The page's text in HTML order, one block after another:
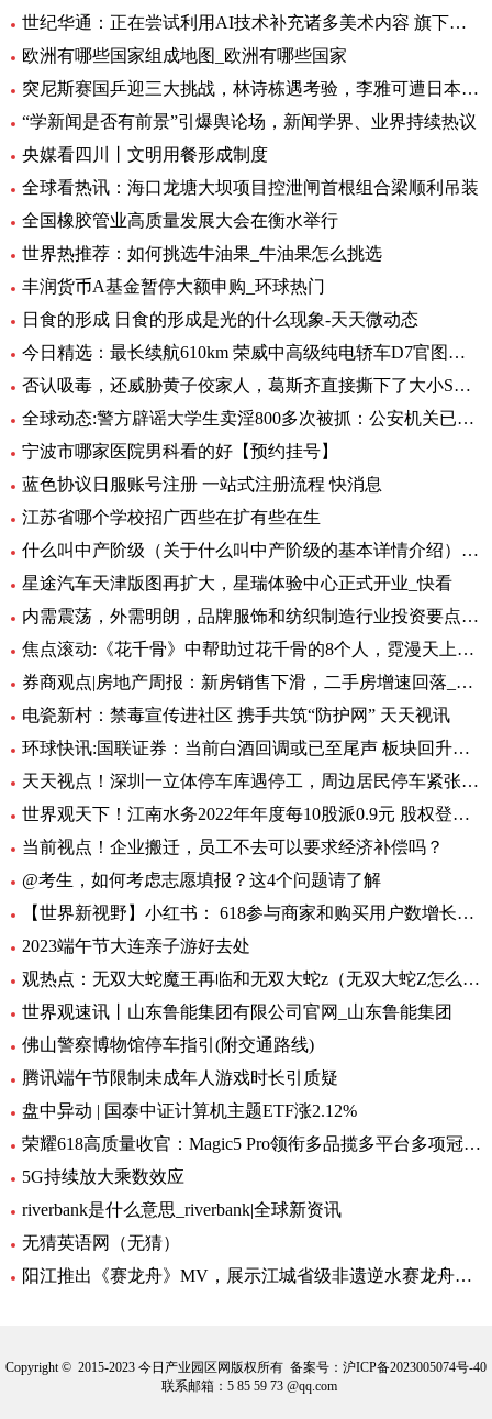
世纪华通：正在尝试利用AI技术补充诸多美术内容 旗下盛趣游戏不少产品都已开始小规模使用-热门看点
欧洲有哪些国家组成地图_欧洲有哪些国家
突尼斯赛国乒迎三大挑战，林诗栋遇考验，李雅可遭日本选手围堵
“学新闻是否有前景”引爆舆论场，新闻学界、业界持续热议
央媒看四川丨文明用餐形成制度
全球看热讯：海口龙塘大坝项目控泄闸首根组合梁顺利吊装
全国橡胶管业高质量发展大会在衡水举行
世界热推荐：如何挑选牛油果_牛油果怎么挑选
丰润货币A基金暂停大额申购_环球热门
日食的形成 日食的形成是光的什么现象-天天微动态
今日精选：最长续航610km 荣威中高级纯电轿车D7官图发布
否认吸毒，还威胁黄子佼家人，葛斯齐直接撕下了大小S的虚假面具_世界新动态
全球动态:警方辟谣大学生卖淫800多次被抓：公安机关已立案调查
宁波市哪家医院男科看的好【预约挂号】
蓝色协议日服账号注册 一站式注册流程 快消息
江苏省哪个学校招广西些在扩有些在生
什么叫中产阶级（关于什么叫中产阶级的基本详情介绍） 天天观天下
星途汽车天津版图再扩大，星瑞体验中心正式开业_快看
内需震荡，外需明朗，品牌服饰和纺织制造行业投资要点汇总
焦点滚动:《花千骨》中帮助过花千骨的8个人，霓漫天上榜，第1为千骨而死
券商观点|房地产周报：新房销售下滑，二手房增速回落_当前播报
电瓷新村：禁毒宣传进社区 携手共筑“防护网” 天天视讯
环球快讯:国联证券：当前白酒回调或已至尾声 板块回升在即
天天视点！深圳一立体停车库遇停工，周边居民停车紧张，街道办回应
世界观天下！江南水务2022年年度每10股派0.9元 股权登记日为6月27日
当前视点！企业搬迁，员工不去可以要求经济补偿吗？
@考生，如何考虑志愿填报？这4个问题请了解
【世界新视野】小红书： 618参与商家和购买用户数增长超4倍
2023端午节大连亲子游好去处
观热点：无双大蛇魔王再临和无双大蛇z（无双大蛇Z怎么开启蛇魔再临）
世界观速讯丨山东鲁能集团有限公司官网_山东鲁能集团
佛山警察博物馆停车指引(附交通路线)
腾讯端午节限制未成年人游戏时长引质疑
盘中异动 | 国泰中证计算机主题ETF涨2.12%
荣耀618高质量收官：Magic5 Pro领衔多品揽多平台多项冠军|天天快资讯
5G持续放大乘数效应
riverbank是什么意思_riverbank|全球新资讯
无猜英语网（无猜）
阳江推出《赛龙舟》MV，展示江城省级非遗逆水赛龙舟的独特魅力
Copyright © 2015-2023 今日产业园区网版权所有 备案号： 沪ICP备2023005074号-40
联系邮箱：5 85 59 73 @qq.com